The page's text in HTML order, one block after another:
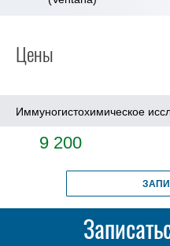
Цены
Иммуногистохимическое
9 200